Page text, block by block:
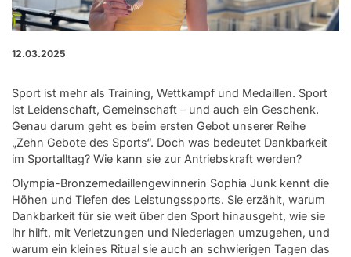
12.03.2025
Sport ist mehr als Training, Wettkampf und Medaillen. Sport
ist Leidenschaft, Gemeinschaft – und auch ein Geschenk.
Genau darum geht es beim ersten Gebot unserer Reihe
„Zehn Gebote des Sports“. Doch was bedeutet Dankbarkeit
im Sportalltag? Wie kann sie zur Antriebskraft werden?
Olympia-Bronzemedaillengewinnerin Sophia Junk kennt die
Höhen und Tiefen des Leistungssports. Sie erzählt, warum
Dankbarkeit für sie weit über den Sport hinausgeht, wie sie
ihr hilft, mit Verletzungen und Niederlagen umzugehen, und
warum ein kleines Ritual sie auch an schwierigen Tagen das